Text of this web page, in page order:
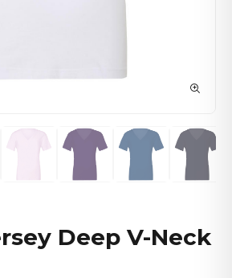
Deep V-Neck